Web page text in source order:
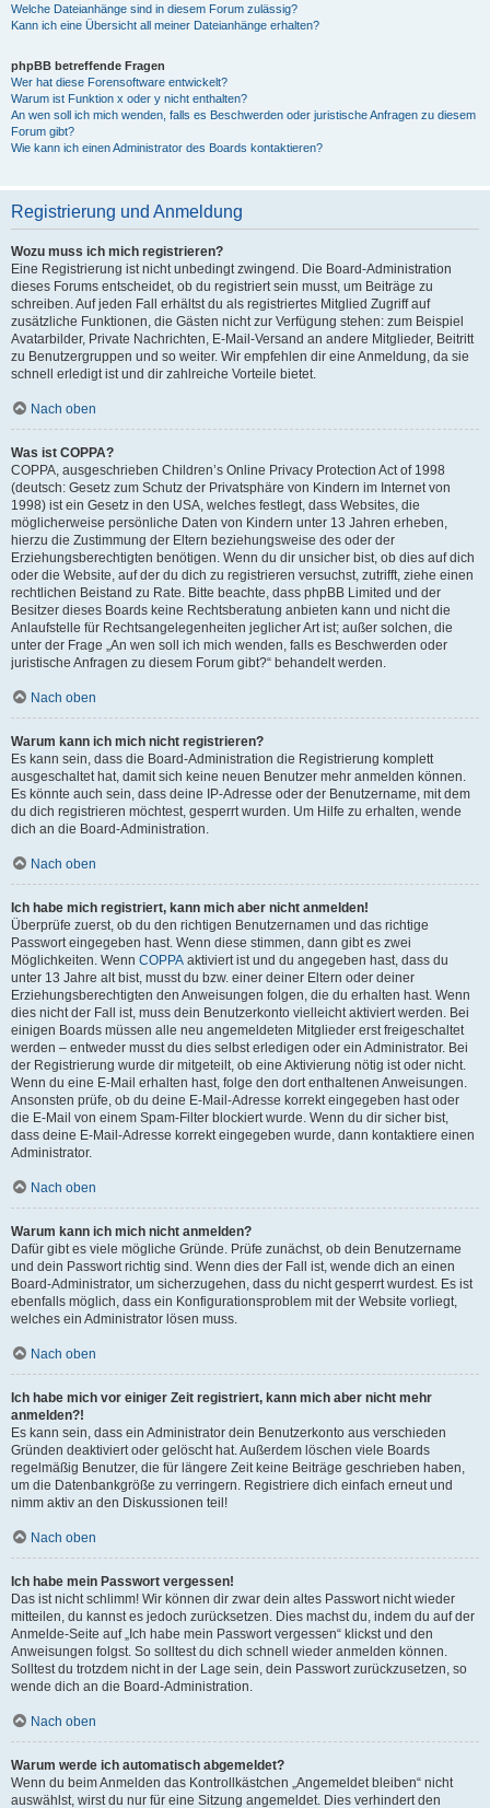
Welche Dateianhänge sind in diesem Forum zulässig?
Kann ich eine Übersicht all meiner Dateianhänge erhalten?
phpBB betreffende Fragen
Wer hat diese Forensoftware entwickelt?
Warum ist Funktion x oder y nicht enthalten?
An wen soll ich mich wenden, falls es Beschwerden oder juristische Anfragen zu diesem
Forum gibt?
Wie kann ich einen Administrator des Boards kontaktieren?
Registrierung und Anmeldung
Wozu muss ich mich registrieren?
Eine Registrierung ist nicht unbedingt zwingend. Die Board-Administration
dieses Forums entscheidet, ob du registriert sein musst, um Beiträge zu
schreiben. Auf jeden Fall erhältst du als registriertes Mitglied Zugriff auf
zusätzliche Funktionen, die Gästen nicht zur Verfügung stehen: zum Beispiel
Avatarbilder, Private Nachrichten, E-Mail-Versand an andere Mitglieder, Beitritt
zu Benutzergruppen und so weiter. Wir empfehlen dir eine Anmeldung, da sie
schnell erledigt ist und dir zahlreiche Vorteile bietet.
Nach oben
Was ist COPPA?
COPPA, ausgeschrieben Children’s Online Privacy Protection Act of 1998
(deutsch: Gesetz zum Schutz der Privatsphäre von Kindern im Internet von
1998) ist ein Gesetz in den USA, welches festlegt, dass Websites, die
möglicherweise persönliche Daten von Kindern unter 13 Jahren erheben,
hierzu die Zustimmung der Eltern beziehungsweise des oder der
Erziehungsberechtigten benötigen. Wenn du dir unsicher bist, ob dies auf dich
oder die Website, auf der du dich zu registrieren versuchst, zutrifft, ziehe einen
rechtlichen Beistand zu Rate. Bitte beachte, dass phpBB Limited und der
Besitzer dieses Boards keine Rechtsberatung anbieten kann und nicht die
Anlaufstelle für Rechtsangelegenheiten jeglicher Art ist; außer solchen, die
unter der Frage „An wen soll ich mich wenden, falls es Beschwerden oder
juristische Anfragen zu diesem Forum gibt?“ behandelt werden.
Nach oben
Warum kann ich mich nicht registrieren?
Es kann sein, dass die Board-Administration die Registrierung komplett
ausgeschaltet hat, damit sich keine neuen Benutzer mehr anmelden können.
Es könnte auch sein, dass deine IP-Adresse oder der Benutzername, mit dem
du dich registrieren möchtest, gesperrt wurden. Um Hilfe zu erhalten, wende
dich an die Board-Administration.
Nach oben
Ich habe mich registriert, kann mich aber nicht anmelden!
Überprüfe zuerst, ob du den richtigen Benutzernamen und das richtige
Passwort eingegeben hast. Wenn diese stimmen, dann gibt es zwei
Möglichkeiten. Wenn COPPA aktiviert ist und du angegeben hast, dass du
unter 13 Jahre alt bist, musst du bzw. einer deiner Eltern oder deiner
Erziehungsberechtigten den Anweisungen folgen, die du erhalten hast. Wenn
dies nicht der Fall ist, muss dein Benutzerkonto vielleicht aktiviert werden. Bei
einigen Boards müssen alle neu angemeldeten Mitglieder erst freigeschaltet
werden – entweder musst du dies selbst erledigen oder ein Administrator. Bei
der Registrierung wurde dir mitgeteilt, ob eine Aktivierung nötig ist oder nicht.
Wenn du eine E-Mail erhalten hast, folge den dort enthaltenen Anweisungen.
Ansonsten prüfe, ob du deine E-Mail-Adresse korrekt eingegeben hast oder
die E-Mail von einem Spam-Filter blockiert wurde. Wenn du dir sicher bist,
dass deine E-Mail-Adresse korrekt eingegeben wurde, dann kontaktiere einen
Administrator.
Nach oben
Warum kann ich mich nicht anmelden?
Dafür gibt es viele mögliche Gründe. Prüfe zunächst, ob dein Benutzername
und dein Passwort richtig sind. Wenn dies der Fall ist, wende dich an einen
Board-Administrator, um sicherzugehen, dass du nicht gesperrt wurdest. Es ist
ebenfalls möglich, dass ein Konfigurationsproblem mit der Website vorliegt,
welches ein Administrator lösen muss.
Nach oben
Ich habe mich vor einiger Zeit registriert, kann mich aber nicht mehr
anmelden?!
Es kann sein, dass ein Administrator dein Benutzerkonto aus verschieden
Gründen deaktiviert oder gelöscht hat. Außerdem löschen viele Boards
regelmäßig Benutzer, die für längere Zeit keine Beiträge geschrieben haben,
um die Datenbankgröße zu verringern. Registriere dich einfach erneut und
nimm aktiv an den Diskussionen teil!
Nach oben
Ich habe mein Passwort vergessen!
Das ist nicht schlimm! Wir können dir zwar dein altes Passwort nicht wieder
mitteilen, du kannst es jedoch zurücksetzen. Dies machst du, indem du auf der
Anmelde-Seite auf „Ich habe mein Passwort vergessen“ klickst und den
Anweisungen folgst. So solltest du dich schnell wieder anmelden können.
Solltest du trotzdem nicht in der Lage sein, dein Passwort zurückzusetzen, so
wende dich an die Board-Administration.
Nach oben
Warum werde ich automatisch abgemeldet?
Wenn du beim Anmelden das Kontrollkästchen „Angemeldet bleiben“ nicht
auswählst, wirst du nur für eine Sitzung angemeldet. Dies verhindert den